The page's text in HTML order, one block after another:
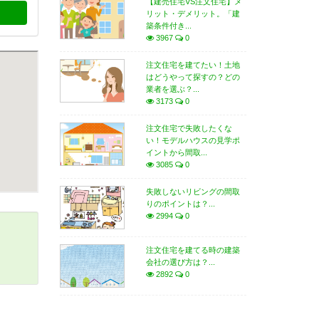
リット・デメリット。「建
築条件付き...
3967
0
注文住宅を建てたい！土地
はどうやって探すの？どの
業者を選ぶ？...
3173
0
注文住宅で失敗したくな
い！モデルハウスの見学ポ
イントから間取...
3085
0
失敗しないリビングの間取
りのポイントは？...
2994
0
注文住宅を建てる時の建築
会社の選び方は？...
2892
0